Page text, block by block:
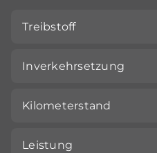
Treibstoff
Inverkehrsetzung
Kilometerstand
Leistung